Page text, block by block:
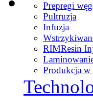
Prepregi
Pultruzja
Infuzja
RIMResin
Produkcja w